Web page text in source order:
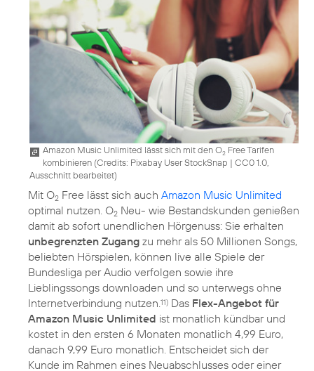
Amazon Music Unlimited lässt sich mit den O2 Free Tarifen
kombinieren (Credits: Pixabay User StockSnap | CC0 1.0,
Ausschnitt bearbeitet)
Mit O2 Free lässt sich auch Amazon Music Unlimited
optimal nutzen. O2 Neu- wie Bestandskunden genießen
damit ab sofort unendlichen Hörgenuss: Sie erhalten
unbegrenzten Zugang zu mehr als 50 Millionen Songs,
beliebten Hörspielen, können live alle Spiele der
Bundesliga per Audio verfolgen sowie ihre
Lieblingssongs downloaden und so unterwegs ohne
Internetverbindung nutzen. 11) Das Flex-Angebot für
Amazon Music Unlimited ist monatlich kündbar und
kostet in den ersten 6 Monaten monatlich 4,99 Euro,
danach 9,99 Euro monatlich. Entscheidet sich der
Kunde im Rahmen eines Neuabschlusses oder einer